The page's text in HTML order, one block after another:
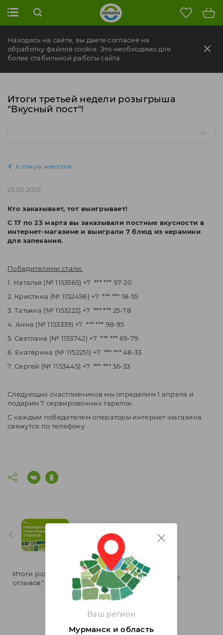
Ваш регион
Мурманск и область
Находясь на сайте, вы даете согласие на
обработку файлов cookie. Это необходимо для
более стабильной работы сайта.
Итоги третьей недели розыгрыша
"Вкусный пост"!
К списку новостей
25.03.2025
Кто заказывает, тот выигрывает!
С 17 по 23 марта вы заказывали постные вкусности в
интернет-магазине и выиграли 7 блюд из керамики
для запекания.
Победителями стали:
1. Наталья (№ 1153565) +7 *** *** 97-20
2. Кристина (№ 1152496) +7 *** *** 18-55
3. Татьяна (№ 1153222) +7 *** *** 25-78
4. Анна (№ 1153339) +7 *** *** 98-95
5. Светлана (№ 1153742) +7 *** *** 69-79
6. Екатерина (№ 1152251) +7 *** *** 48-33
7. Сергей (№ 1153445) +7 *** *** 36-33
Следующих счастливчиков мы определим 1 апреля и
подарим 7 сервировочных тарелок.
С каждым победителем операторы интернет-магазина
свяжутся по телефону.
отзывов" 13 неделя 2025 года
Итоги розыгрыша "Марафон
отзывов" 12 неделя 2025 года